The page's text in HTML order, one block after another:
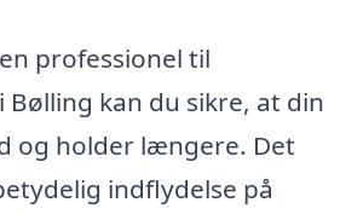
professionel til
kan du sikre, at din
og holder længere. Det
indflydelse på